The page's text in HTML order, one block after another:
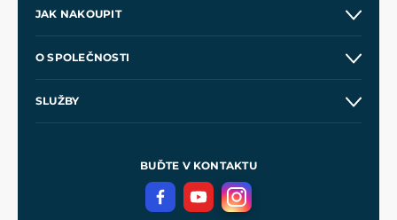
JAK NAKOUPIT
Velkoobchod
O SPOLEČNOSTI
SLUŽBY
Meče pro Kingdom Come
BUĎTE V KONTAKTU